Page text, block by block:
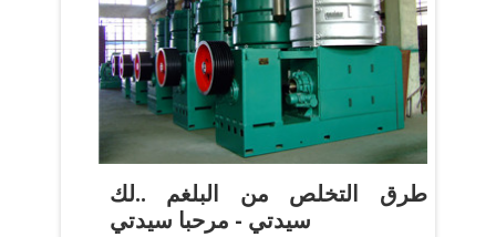
طرق التخلص من البلغم ..لك
سيدتي - مرحبا سيدتي